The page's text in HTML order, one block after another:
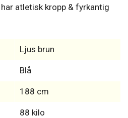
atletisk kropp & fyrkantig
Ljus brun
Blå
188 cm
88 kilo